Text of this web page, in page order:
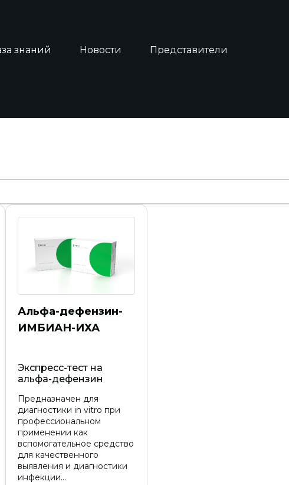
знаний Новости
Представители
Альфа-дефензин-
ИМБИАН-ИХА
Экспресс-тест на
альфа-дефензин
Предназначен для
диагностики in vitro при
профессиональном
применении как
вспомогательное средство
для качественного
выявления и диагностики
инфекции